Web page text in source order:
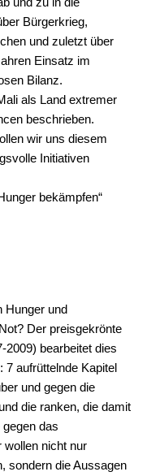
Bürgerkrieg,
und zuletzt über
Einsatz im
Bilanz.
als Land extremer
beschrieben.
wir uns diesem
Initiativen
bekämpfen“
Hunger und
Der preisgekrönte
2009) bearbeitet dies
7 aufrüttelnde Kapitel
und gegen die
die ranken, die damit
das
nicht nur
sondern die Aussagen